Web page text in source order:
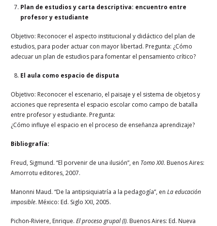
Plan de estudios y carta descriptiva: encuentro entre
profesor y estudiante
Objetivo: Reconocer el aspecto institucional y didáctico del plan de
estudios, para poder actuar con mayor libertad. Pregunta: ¿Cómo
adecuar un plan de estudios para fomentar el pensamiento crítico?
El aula como espacio de disputa
Objetivo: Reconocer el escenario, el paisaje y el sistema de objetos y
acciones que representa el espacio escolar como campo de batalla
entre profesor y estudiante. Pregunta:
¿Cómo influye el espacio en el proceso de enseñanza aprendizaje?
Bibliografía:
Freud, Sigmund. “El porvenir de una ilusión”, en Tomo XXI. Buenos Aires:
Amorrotu editores, 2007.
Manonni Maud. “De la antipsiquiatría a la pedagogía”, enLa educación
imposible. México: Ed. Siglo XXI, 2005.
Pichon-Riviere, Enrique.El proceso grupal (I). Buenos Aires: Ed. Nueva